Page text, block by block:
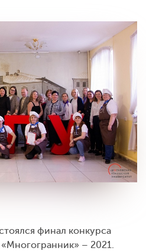
финал конкурса
– 2021.